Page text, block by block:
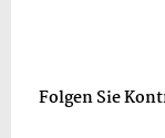
Folgen Sie